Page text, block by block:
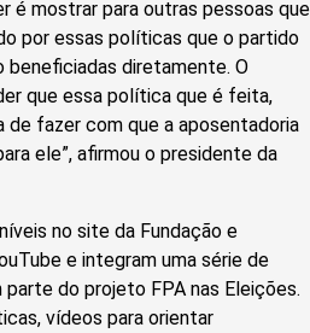
é mostrar para outras pessoas que
por essas políticas que o partido
beneficiadas diretamente. O
que essa política que é feita,
de fazer com que a aposentadoria
ele”, afirmou o presidente da
no site da Fundação e
e integram uma série de
do projeto FPA nas Eleições.
vídeos para orientar